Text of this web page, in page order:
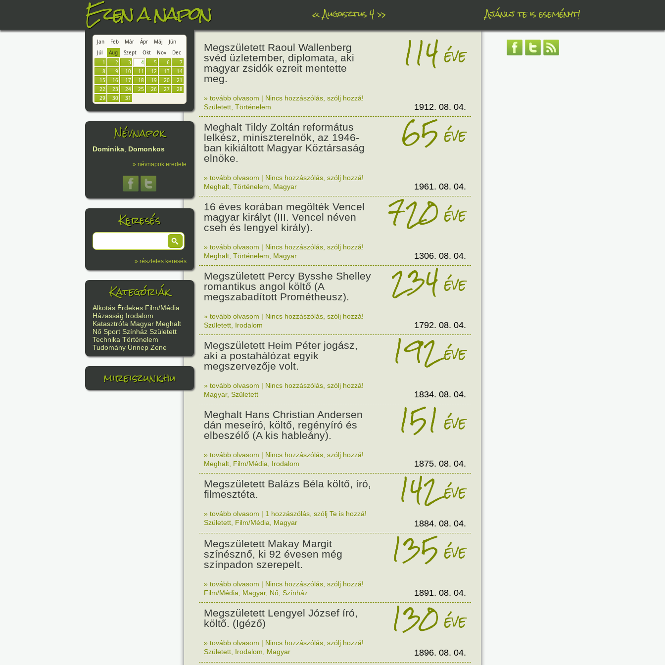
Ezen a napon «Augusztus 4» Ajánlj te is eseményt!
Jan Feb Már Ápr Máj
Jún
Júl
Aug Szept Okt Nov
Dec
1
2 3 4 5 6
7
8
9 10 11 12 13
14
15
16 17 18 19 20
21
22
23 24 25 26 27
28
29
30 31
Névnapok
Dominika, Domonkos
» névnapok eredete
Keresés
» részletes keresés
Kategóriák
Alkotás Érdekes Film/Média
Házasság Irodalom
Katasztrófa Magyar Meghalt
Nő Sport Színház Született
Technika Történelem
Tudomány Ünnep Zene
mireiszunk.hu
Megszületett Raoul Wallenberg
svéd üzletember, diplomata, aki
magyar zsidók ezreit mentette
meg.
114 éve
» tovább olvasom | Nincs hozzászólás, szólj hozzá!
Született Történelem 1912. 08. 04.
Meghalt Tildy Zoltán református
lelkész, miniszterelnök, az 1946-
ban kikiáltott Magyar Köztársaság
elnöke.
65éve
» tovább olvasom | Nincs hozzászólás, szólj hozzá!
Meghalt Történelem Magyar 1961. 08. 04.
16 éves korában megölték Vencel
magyar királyt (III. Vencel néven
cseh és lengyel király).
720éve
» tovább olvasom | Nincs hozzászólás, szólj hozzá!
Meghalt Történelem Magyar 1306. 08. 04.
Megszületett Percy Bysshe Shelley
romantikus angol költő (A
megszabadított Prométheusz).
234éve
» tovább olvasom | Nincs hozzászólás, szólj hozzá!
Született Irodalom 1792. 08. 04.
Megszületett Heim Péter jogász,
aki a postahálózat egyik
megszervezője volt.
192éve
» tovább olvasom | Nincs hozzászólás, szólj hozzá!
Magyar, Született 1834. 08. 04.
Meghalt Hans Christian Andersen
dán meseíró, költő, regényíró és
elbeszélő (A kis hableány).
151éve
» tovább olvasom | Nincs hozzászólás, szólj hozzá!
Meghalt Film/Média Irodalom 1875. 08. 04.
Megszületett Balázs Béla költő, író,
filmesztéta.
142éve
» tovább olvasom | 1 hozzászólás, szólj Te is hozzá!
Született Film/Média Magyar 1884. 08. 04.
Megszületett Makay Margit
színésznő, ki 92 évesen még
színpadon szerepelt.
135éve
» tovább olvasom | Nincs hozzászólás, szólj hozzá!
Film/Média
Magyar, Nő Színház 1891. 08. 04.
Megszületett Lengyel József író,
költő. (Igéző)
130éve
» tovább olvasom | Nincs hozzászólás, szólj hozzá!
Született Irodalom Magyar 1896. 08. 04.